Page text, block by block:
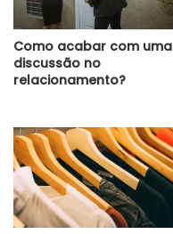
Como acabar com uma
discussão no
relacionamento?